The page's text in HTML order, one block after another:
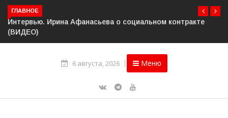
ГЛАВНОЕ
Интервью. Ирина Афанасьева о социальном контракте
(ВИДЕО)
6 августа, 2026 Меню